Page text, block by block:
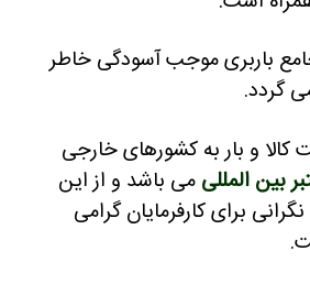
باربری موجب آسودگی خاطر
گردد.
کالا و بار به کشورهای خارجی
بین المللی می باشد و از این
برای کارفرمایان گرامی